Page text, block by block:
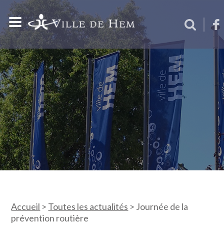
Accueil > Toutes les actualités > Journée de la
prévention routière